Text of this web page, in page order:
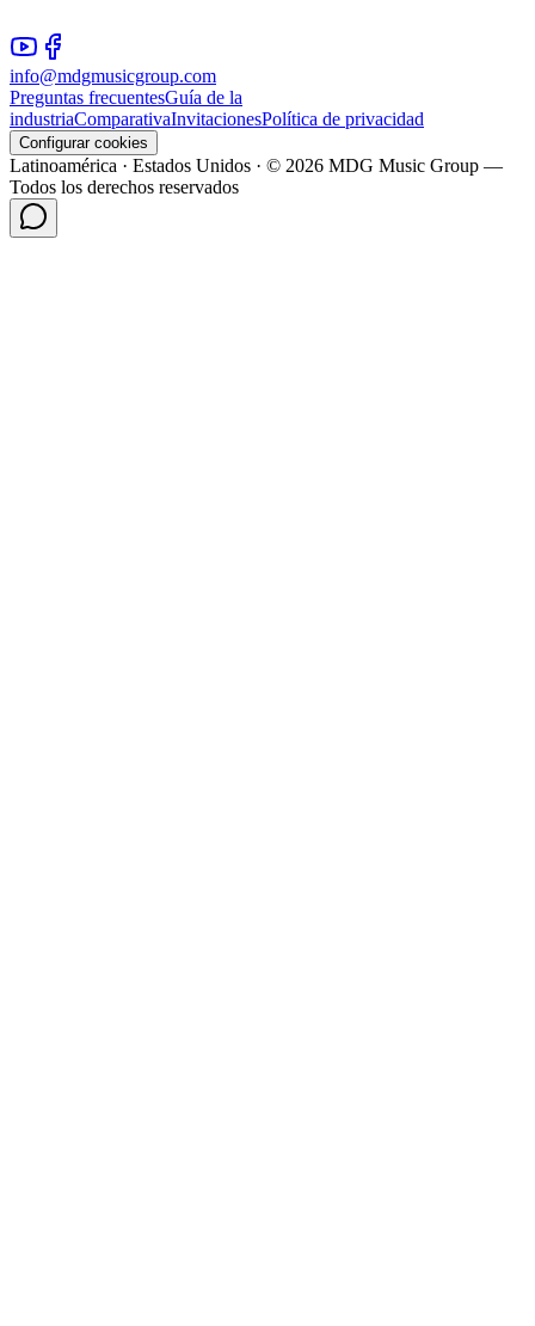
info@mdgmusicgroup.com
Preguntas frecuentesGuía de la
industriaComparativaInvitacionesPolítica de privacidad
Configurar cookies
Latinoamérica · Estados Unidos · © 2026 MDG Music Group —
Todos los derechos reservados